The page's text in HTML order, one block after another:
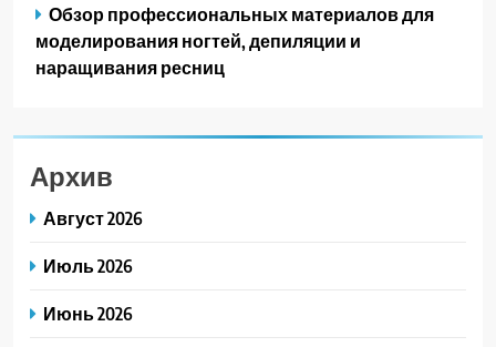
Обзор профессиональных материалов для
моделирования ногтей, депиляции и
наращивания ресниц
Архив
Август 2026
Июль 2026
Июнь 2026